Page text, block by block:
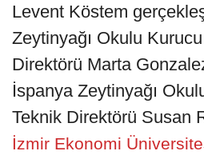
Levent Köstem
Zeytinyağı Okulu
Direktörü Marta
İspanya Zeytinyağı
Teknik Direktörü Susan
İzmir Ekonomi